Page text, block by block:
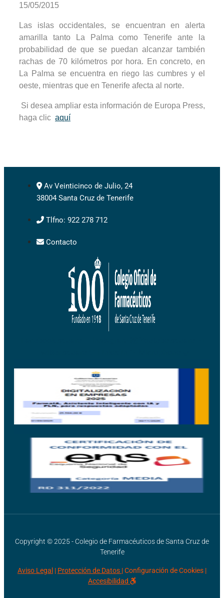
15/05/2015
Las islas occidentales, se encuentran en alerta
amarilla tanto La Palma como Tenerife ante la
probabilidad de que se puedan alcanzar también
rachas de 70 kilómetros por hora. En concreto, en
La Palma se encuentra en riego las cumbres y el
oeste, mientras que en Tenerife afecta al norte.
Si desea ampliar esta información de Europa Press,
haga clic aquí
Av Veinticinco de Julio, 24
38004 Santa Cruz de Tenerife
Tlfno: 922 278 712
Contacto
Copyright © 2025 - Colegio de Farmacéuticos de Santa Cruz de
Tenerife
Aviso Legal | Protección de Datos |Configuración de Cookies |
Accesibilidad